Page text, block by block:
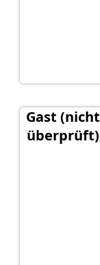
Gast (nicht
überprüft)